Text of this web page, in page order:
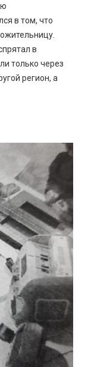
в том, что
в
только через
регион, а